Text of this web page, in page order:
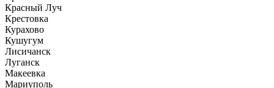
Красный Луч
Крестовка
Курахово
Кушугум
Лисичанск
Луганск
Макеевка
Мариуполь